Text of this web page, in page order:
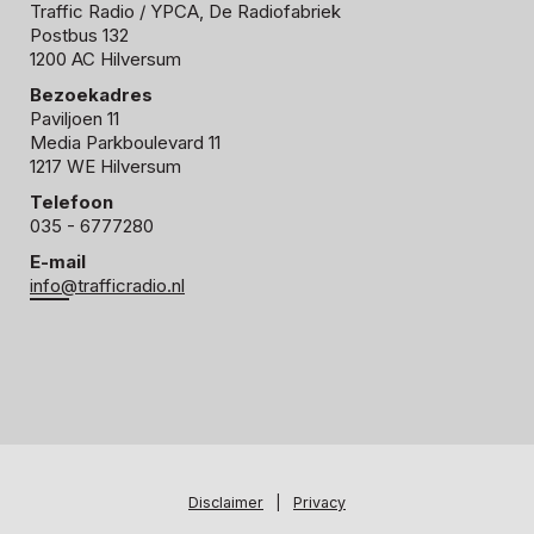
Traffic Radio / YPCA, De Radiofabriek
Postbus 132
1200 AC Hilversum
Bezoekadres
Paviljoen 11
Media Parkboulevard 11
1217 WE Hilversum
Telefoon
035 - 6777280
E-mail
info@trafficradio.nl
Disclaimer Privacy